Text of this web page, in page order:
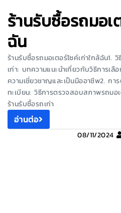
ร้านรับซื้อรถมอเ
ฉัน
ร้านรับซื้อรถมอเตอร์ไซค์เก่าใกล้ฉัน1.
เก่า: บทความแนะนำเกี่ยวกับวิธีการเลื
ความเชี่ยวชาญและเป็นมืออาชีพ2. ก
ทะเบียน: วิธีการตรวจสอบสภาพรถมอ
ร้านรับซื้อรถเก่า
อ่านต่อ
08/11/2024